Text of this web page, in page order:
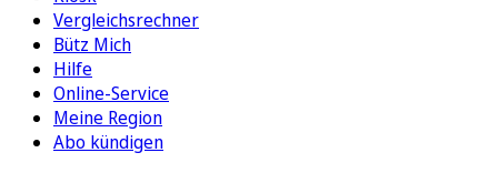
Vergleichsrechner
Bütz Mich
Hilfe
Online-Service
Meine Region
Abo kündigen